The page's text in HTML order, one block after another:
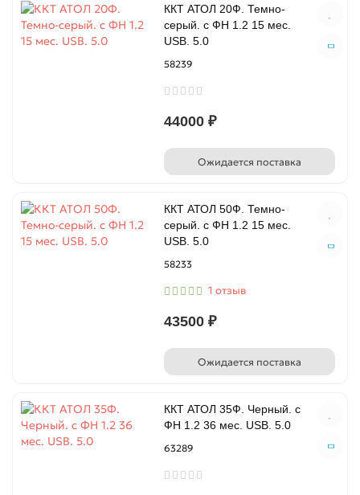
ККТ АТОЛ 20Ф. Темно-
серый. с ФН 1.2 15 мес.
USB. 5.0
58239
44000 ₽
Ожидается поставка
ККТ АТОЛ 50Ф. Темно-
серый. с ФН 1.2 15 мес.
USB. 5.0
58233
1 отзыв
43500 ₽
Ожидается поставка
ККТ АТОЛ 35Ф. Черный. с
ФН 1.2 36 мес. USB. 5.0
63289